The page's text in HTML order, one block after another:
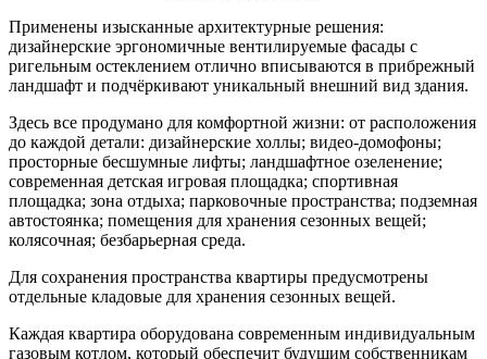
Применены изысканные архитектурные решения:
дизайнерские эргономичные вентилируемые фасады с
ригельным остеклением отлично вписываются в прибрежный
ландшафт и подчёркивают уникальный внешний вид здания.
Здесь все продумано для комфортной жизни: от расположения
до каждой детали: дизайнерские холлы; видео-домофоны;
просторные бесшумные лифты; ландшафтное озеленение;
современная детская игровая площадка; спортивная
площадка; зона отдыха; парковочные пространства; подземная
автостоянка; помещения для хранения сезонных вещей;
колясочная; безбарьерная среда.
Для сохранения пространства квартиры предусмотрены
отдельные кладовые для хранения сезонных вещей.
Каждая квартира оборудована современным индивидуальным
газовым котлом, который обеспечит будущим собственникам